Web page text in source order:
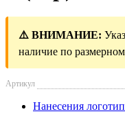
⚠️ ВНИМАНИЕ:
наличие по
Артикул
Нанесения